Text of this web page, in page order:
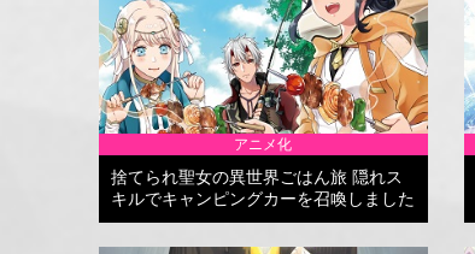
アニメ化
捨てられ聖女の異世界ごはん旅 隠れス
キルでキャンピングカーを召喚しました